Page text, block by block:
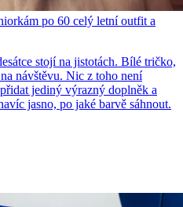
po 60 celý letní outfit a
stojí na jistotách. Bílé tričko,
návštěvu. Nic z toho není
jediný výrazný doplněk a
jasno, po jaké barvě sáhnout.